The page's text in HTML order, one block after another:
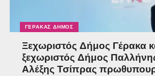
ΓΈΡΑΚΑΣ ΔΉΜΟΣ
Ξεχωριστός Δήμος Γέρακα
ξεχωριστός Δήμος
Αλέξης Τσίπρας